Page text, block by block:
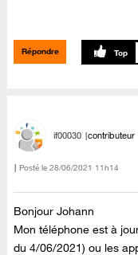
Répondre
if00030 contributeur
Posté le ‎28/06/2021 11h14
Bonjour Johann
Mon téléphone est à
du 4/06/2021) ou les